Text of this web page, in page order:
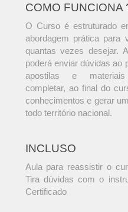
COMO FUNCIONA
O Curso é estruturado
abordagem prática para
quantas vezes desejar.
poderá enviar dúvidas ao
apostilas e materiais
completar, ao final do
conhecimentos e gerar
todo território nacional.
INCLUSO
Aula para reassistir o
Tira dúvidas com o
Certificado